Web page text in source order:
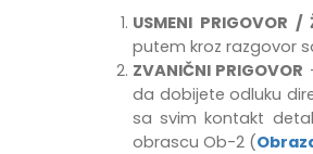
USMENI PRIGOVOR /
putem kroz razgovor
ZVANIČNI PRIGOVOR
da dobijete odluku
sa svim kontakt
obrascu Ob-2 (